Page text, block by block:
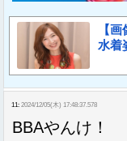
【
水着
11: 2024/12/05(木) 17:48:37.578
BBAやんけ！